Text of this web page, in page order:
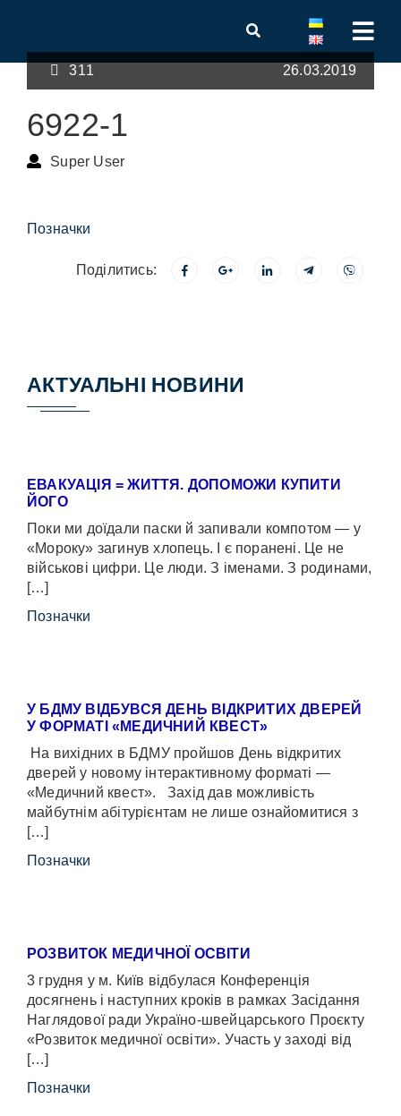
311 26.03.2019
6922-1
Super User
Позначки
Поділитись:
АКТУАЛЬНІ НОВИНИ
ЕВАКУАЦІЯ = ЖИТТЯ. ДОПОМОЖИ КУПИТИ
ЙОГО
Поки ми доїдали паски й запивали компотом — у
«Мороку» загинув хлопець. І є поранені. Це не
військові цифри. Це люди. З іменами. З родинами,
[…]
Позначки
У БДМУ ВІДБУВСЯ ДЕНЬ ВІДКРИТИХ ДВЕРЕЙ
У ФОРМАТІ «МЕДИЧНИЙ КВЕСТ»
На вихідних в БДМУ пройшов День відкритих
дверей у новому інтерактивному форматі —
«Медичний квест». Захід дав можливість
майбутнім абітурієнтам не лише ознайомитися з
[…]
Позначки
РОЗВИТОК МЕДИЧНОЇ ОСВІТИ
3 грудня у м. Київ відбулася Конференція
досягнень і наступних кроків в рамках Засідання
Наглядової ради Україно-швейцарського Проєкту
«Розвиток медичної освіти». Участь у заході від
[…]
Позначки